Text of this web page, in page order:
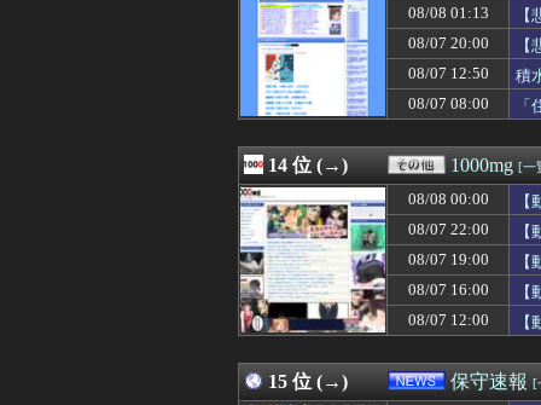
08/08 08:05
ガキ「世界を救
08/08 08:05
日本人「円安は
08/08 08:05
姉「あー疲れた
08/08 08:05
【画像】佐藤佳
08/08 08:05
メタルバンドが
08/08 08:05
戦いたくもない
08/08 08:04
【訃報】元中日
08/08 08:04
【集え】自転車
08/08 08:04
結婚前提で同棲
08/08 08:03
披露パーティの
08/08 08:03
韓国人「韓国サ
08/08 08:03
【豊臣兄弟！】
08/08 08:02
上白石萌音とか
08/08 08:02
Beast of
08/08 08:01
サッカーの日本
08/08 08:01
【画像】中古で
08/08 08:01
インド、ロシア
08/08 01:13
08/07 20:00
08/07 12:50
積
08/07 08:00
14 位 (→) 1000mg [一
08/08 00:00
08/07 22:00
08/07 19:00
08/07 16:00
08/07 12:00
15 位 (→) 保守速報 [